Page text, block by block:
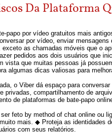
Da Plataforma
papo por vídeo gratuitos mais
por vídeo, enviar
as chamadas móveis que o
pedidos aos dois usuários que
vista que muitas pessoas já
algumas dicas valiosas para
o Viber dá espaço para
privadas, compartilhamento de
de plataformas de bate-papo
feto by method of chat online ou
mais. ◆ Proteja as identidades
com seus relatórios.